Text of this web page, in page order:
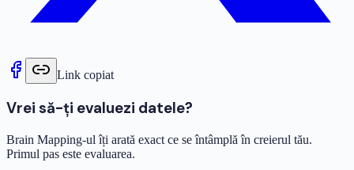
Link copiat
Vrei să-ți evaluezi datele?
Brain Mapping-ul îți arată exact ce se întâmplă în creierul tău.
Primul pas este evaluarea.